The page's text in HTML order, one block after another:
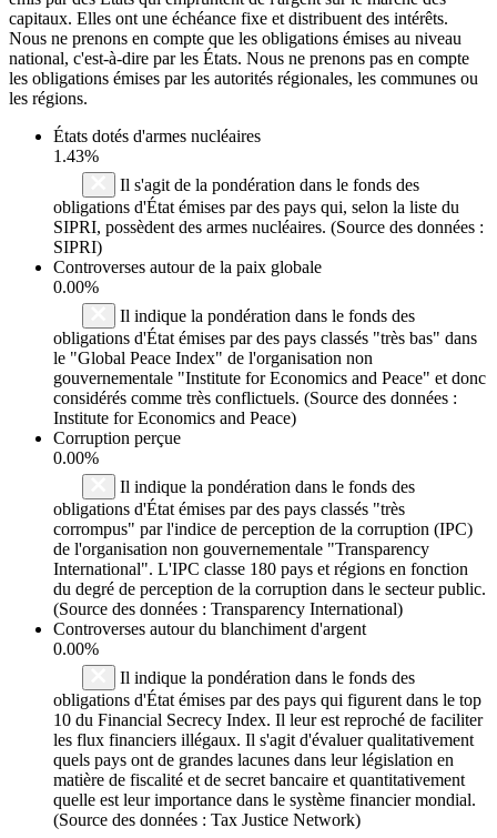
capitaux. Elles ont une échéance fixe et distribuent des intérêts.
Nous ne prenons en compte que les obligations émises au niveau
national, c'est-à-dire par les États. Nous ne prenons pas en compte
les obligations émises par les autorités régionales, les communes ou
les régions.
États dotés d'armes nucléaires
1.43%
Il s'agit de la pondération dans le fonds des
obligations d'État émises par des pays qui, selon la liste du
SIPRI, possèdent des armes nucléaires. (Source des données :
SIPRI)
Controverses autour de la paix globale
0.00%
Il indique la pondération dans le fonds des
obligations d'État émises par des pays classés "très bas" dans
le "Global Peace Index" de l'organisation non
gouvernementale "Institute for Economics and Peace" et donc
considérés comme très conflictuels. (Source des données :
Institute for Economics and Peace)
Corruption perçue
0.00%
Il indique la pondération dans le fonds des
obligations d'État émises par des pays classés "très
corrompus" par l'indice de perception de la corruption (IPC)
de l'organisation non gouvernementale "Transparency
International". L'IPC classe 180 pays et régions en fonction
du degré de perception de la corruption dans le secteur public.
(Source des données : Transparency International)
Controverses autour du blanchiment d'argent
0.00%
Il indique la pondération dans le fonds des
obligations d'État émises par des pays qui figurent dans le top
10 du Financial Secrecy Index. Il leur est reproché de faciliter
les flux financiers illégaux. Il s'agit d'évaluer qualitativement
quels pays ont de grandes lacunes dans leur législation en
matière de fiscalité et de secret bancaire et quantitativement
quelle est leur importance dans le système financier mondial.
(Source des données : Tax Justice Network)